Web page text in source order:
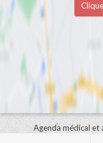
Agenda médical et